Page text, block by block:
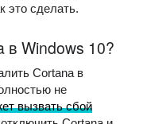
это сделать.
Windows 10?
Cortana в
не
вызвать сбой